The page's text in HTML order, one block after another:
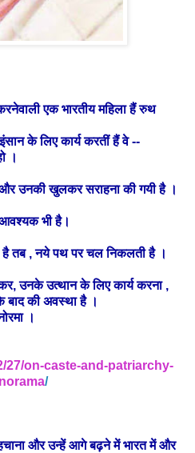
एक भारतीय महिला हैं रुथ
इंसान के लिए कार्य करतीं हैं वे --
।
और उनकी खुलकर सराहना की गयी है ।
आवश्यक भी है।
है तब , नये पथ पर चल निकलती है ।
उनके उत्थान के लिए कार्य करना ,
बाद की अवस्था है ।
।
27/on-caste-and-patriarchy-
/
और उन्हें आगे बढ़ने में भारत मेंऔर